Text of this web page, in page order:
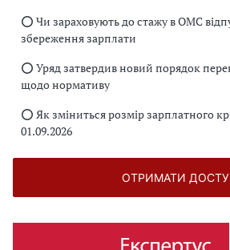
⭕️ Чи зараховують до стажу в ОМС
збереження зарплати
⭕️ Уряд затвердив новий порядок
щодо нормативу
⭕️ Як зміниться розмір зарплатного
01.09.2026
ОТРИМАТИ